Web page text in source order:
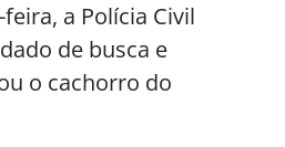
a Polícia Civil
de busca e
o cachorro do